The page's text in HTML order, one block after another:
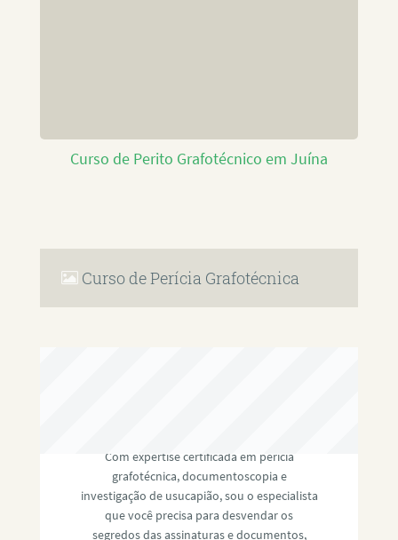
Curso de Perito Grafotécnico em Juína
Curso de Perícia Grafotécnica
Com expertise certificada em perícia
grafotécnica, documentoscopia e
investigação de usucapião, sou o especialista
que você precisa para desvendar os
segredos das assinaturas e documentos,